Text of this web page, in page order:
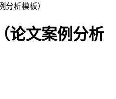
分析模板）
论文案例分析